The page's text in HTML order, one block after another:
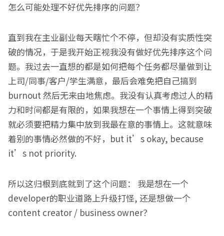
怎么可能处理不好优先排序的问题？
直到我在主业副业每天瞎忙个不停，但却没有实质性突
破的情况，于是我开始正视我没有做好优先排序这个问
题。我过去一直想的都是如何把每个任务都尽量做到让
上司/同事/客户/学生满意，最后会难免把自己搞到
burnout 然后无来由地焦虑。我没有认真考虑过人的精
力和时间都是有限的，如果我想在一个事情上得到突破
就必须要把精力集中放到我最在意的事情上。这就意味
着别的事情必然做的不好，but it’s okay, because
it’s not priority.
所以这归根到底就到了这个问题： 我是想在一个
developer的职业道路上升级打怪, 还是想做一个
content creator / business owner？